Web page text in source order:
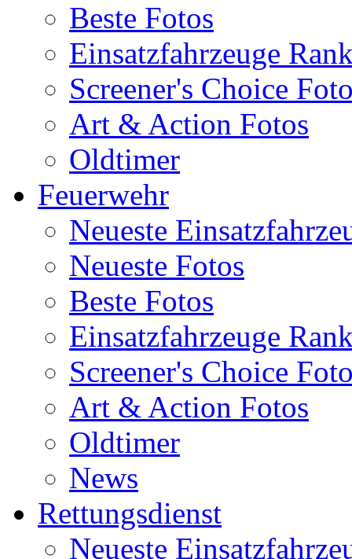
Beste Fotos
Einsatzfahrzeuge
Screener's Choice
Art & Action Fotos
Oldtimer
Feuerwehr
Neueste
Neueste Fotos
Beste Fotos
Einsatzfahrzeuge
Screener's Choice
Art & Action Fotos
Oldtimer
News
Rettungsdienst
Neueste